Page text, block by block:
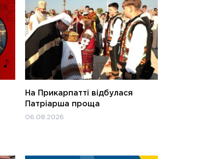
На Прикарпатті відбулася
Патріарша проща
06.08.2026